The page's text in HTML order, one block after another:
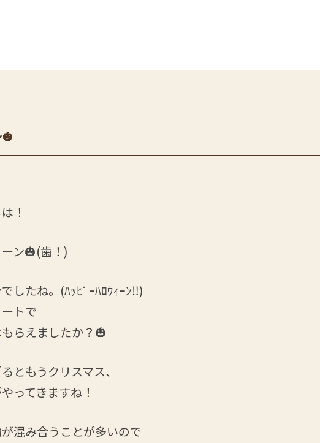
！
ン🎃(歯！)
したね。(ﾊｯﾋﾟｰﾊﾛｳｨｰﾝ‼︎)
トで
らえましたか？🎃
ともうクリスマス、
ってきますね！
混み合うことが多いので